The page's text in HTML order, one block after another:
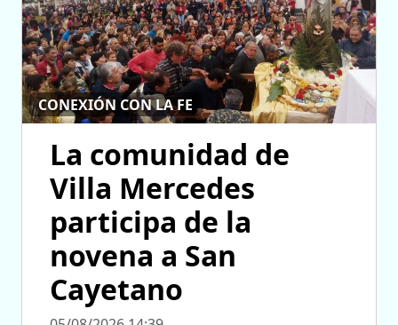
CONEXIÓN CON LA FE
La comunidad de
Villa Mercedes
participa de la
novena a San
Cayetano